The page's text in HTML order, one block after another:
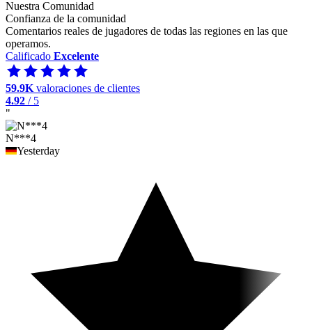
Nuestra Comunidad
Confianza de la comunidad
Comentarios reales de jugadores de todas las regiones en las que
operamos.
Calificado Excelente
59.9K valoraciones de clientes
4.92 / 5
"
N***4
Yesterday